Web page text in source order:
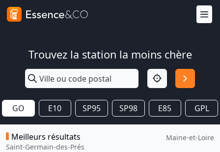
Trouvez la station la moins chère
GO E10 SP95 SP98 E85 GPL
Meilleurs résultats
Saint-Germain-des-Prés
Maine-et-Loire